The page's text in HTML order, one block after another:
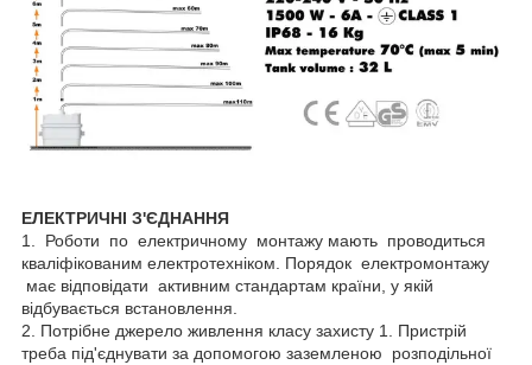
ЕЛЕКТРИЧНІ З'ЄДНАННЯ
1. Роботи по електричному монтажу мають проводиться
кваліфікованим електротехніком. Порядок електромонтажу
має відповідати активним стандартам країни, у якій
відбувається встановлення.
2. Потрібне джерело живлення класу захисту 1. Пристрій
треба під'єднувати за допомогою заземленою розподільної